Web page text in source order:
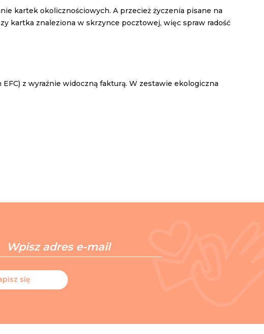
kartek okolicznościowych. A przecież życzenia pisane na
kartka znaleziona w skrzynce pocztowej, więc spraw radość
z wyraźnie widoczną fakturą. W zestawie ekologiczna
się